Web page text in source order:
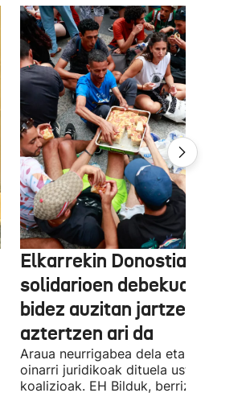
Elkarrekin Donostia afari
solidarioen debekua
bidez auzitan jartzea
aztertzen ari da
Araua neurrigabea dela eta
oinarri juridikoak dituela uste du
koalizioak. EH Bilduk, berriz, Kaleko